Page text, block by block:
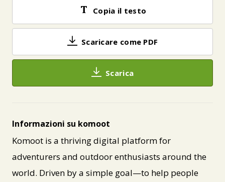
Copia il testo
Scaricare come PDF
Scarica
Informazioni su komoot
Komoot is a thriving digital platform for
adventurers and outdoor enthusiasts around the
world. Driven by a simple goal—to help people